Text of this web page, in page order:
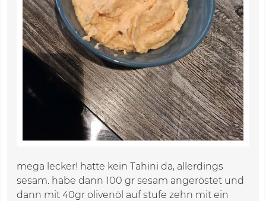
mega lecker! hatte kein Tahini da, allerdings
sesam. habe dann 100 gr sesam angeröstet und
dann mit 40gr olivenöl auf stufe zehn mit ein